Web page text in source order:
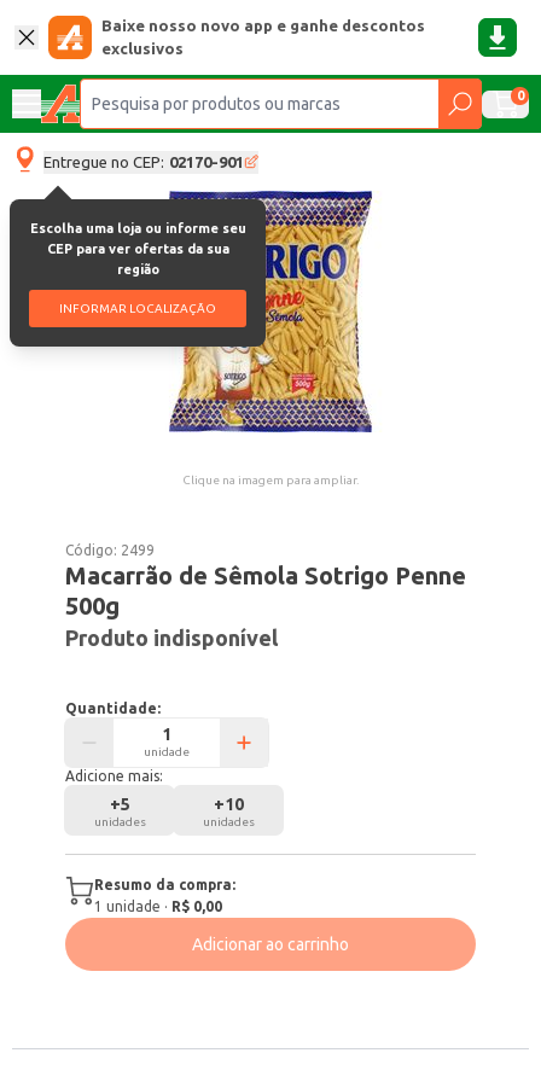
Baixe nosso novo app e ganhe descontos
exclusivos
0
Entregue no CEP: 02170-901
Escolha uma loja ou informe seu
CEP para ver ofertas da sua
região
INFORMAR LOCALIZAÇÃO
Clique na imagem para ampliar.
Código: 2499
Macarrão de Sêmola Sotrigo Penne
500g
Produto indisponível
Quantidade:
unidade
Adicione mais:
+5
unidades
+10
unidades
Resumo da compra:
1 unidade · R$ 0,00
Adicionar ao carrinho